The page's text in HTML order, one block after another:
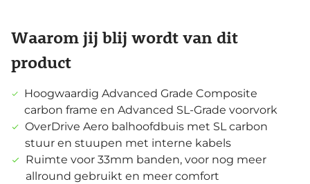
Waarom jij blij wordt van dit
product
Hoogwaardig Advanced Grade Composite
carbon frame en Advanced SL-Grade voorvork
OverDrive Aero balhoofdbuis met SL carbon
stuur en stuupen met interne kabels
Ruimte voor 33mm banden, voor nog meer
allround gebruikt en meer comfort